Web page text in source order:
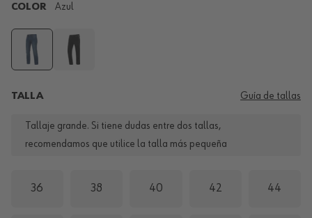
COLOR Azul
TALLA Guía de tallas
Tallaje grande. Si tiene dudas entre dos tallas,
recomendamos que utilice la talla más pequeña
36 38 40 42 44